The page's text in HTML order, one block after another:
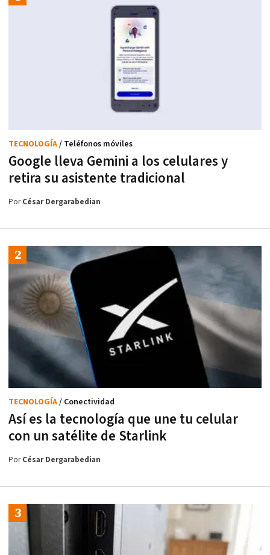
Google lleva Gemini a los celulares y
retira su asistente tradicional
TECNOLOGÍA/ Teléfonos móviles
PorCésar Dergarabedian
Así es la tecnología que une tu celular
con un satélite de Starlink
TECNOLOGÍA/ Conectividad
PorCésar Dergarabedian